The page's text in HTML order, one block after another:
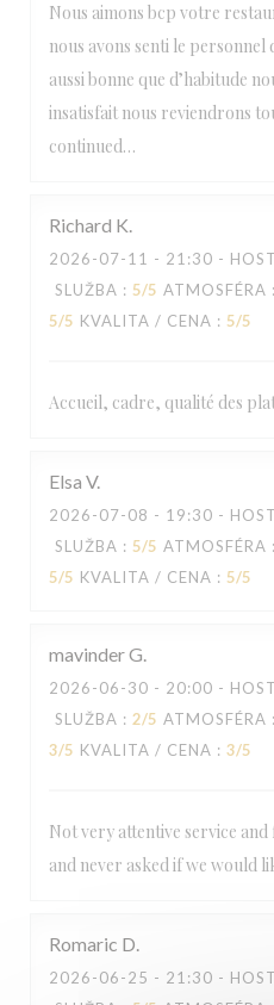
Nous aimons bcp votre
nous avons senti le personnel
aussi bonne que d’habitude
insatisfait nous reviendrons
continued…
Richard K
2026-07-11 - 21:30 -
SLUŽBA : 5/5 ATMOSFÉRA :
5/5 KVALITA / CENA : 5/5
Accueil, cadre, qualité des
Elsa V
2026-07-08 - 19:30 -
SLUŽBA : 5/5 ATMOSFÉRA :
5/5 KVALITA / CENA : 5/5
mavinderG
2026-06-30 - 20:00 -
SLUŽBA : 2/5 ATMOSFÉRA :
3/5 KVALITA / CENA : 3/5
Not very attentive service
and never asked if we would
Romaric D
2026-06-25 - 21:30 -